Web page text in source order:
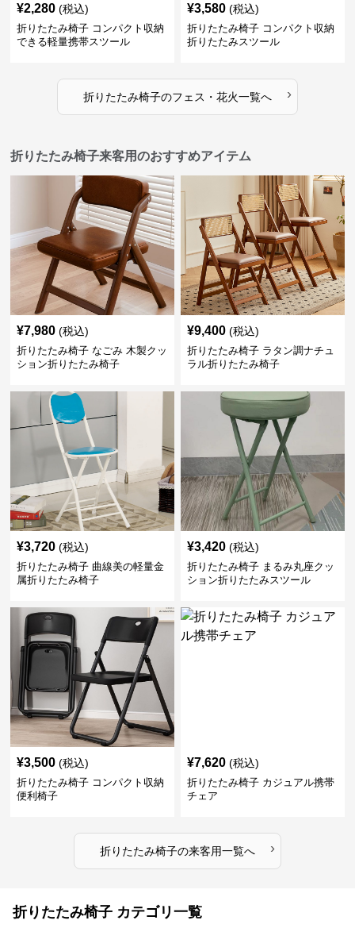
¥2,280 (税込)
折りたたみ椅子 コンパクト収納
できる軽量携帯スツール
¥3,580 (税込)
折りたたみ椅子 コンパクト収納
折りたたみスツール
折りたたみ椅子のフェス・花火一覧へ ›
折りたたみ椅子来客用のおすすめアイテム
¥7,980 (税込)
折りたたみ椅子 なごみ 木製クッ
ション折りたたみ椅子
¥9,400 (税込)
折りたたみ椅子 ラタン調ナチュ
ラル折りたたみ椅子
¥3,720 (税込)
折りたたみ椅子 曲線美の軽量金
属折りたたみ椅子
¥3,420 (税込)
折りたたみ椅子 まるみ丸座クッ
ション折りたたみスツール
¥3,500 (税込)
折りたたみ椅子 コンパクト収納
便利椅子
¥7,620 (税込)
折りたたみ椅子 カジュアル携帯
チェア
折りたたみ椅子の来客用一覧へ ›
折りたたみ椅子 カテゴリ一覧